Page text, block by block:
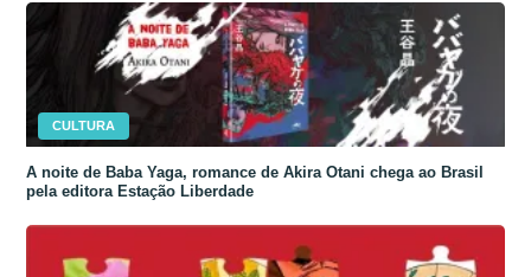
CULTURA
A noite de Baba Yaga, romance de Akira Otani chega ao Brasil
pela editora Estação Liberdade